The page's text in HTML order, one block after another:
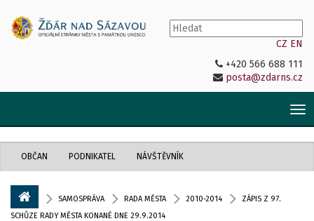
CZ EN
+420 566 688 111
posta@zdarns.cz
OBČAN PODNIKATEL NÁVŠTĚVNÍK
SAMOSPRÁVA RADA MĚSTA 2010-2014
ZÁPIS Z 97.
SCHŮZE RADY MĚSTA KONANÉ DNE 29.9.2014